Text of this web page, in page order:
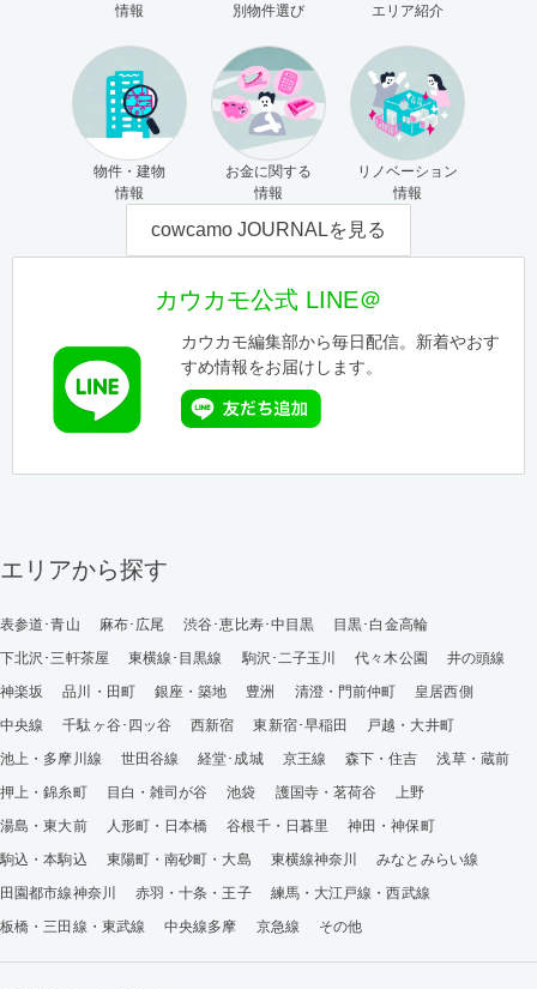
情報
別物件選び
エリア紹介
物件・建物
情報
お金に関する
情報
リノベーション
情報
cowcamo JOURNALを見る
カウカモ公式 LINE＠
カウカモ編集部から毎日配信。新着やおす
すめ情報をお届けします。
エリアから探す
表参道･青山 麻布･広尾 渋谷･恵比寿･中目黒
目黒･白金高輪
下北沢･三軒茶屋
東横線･目黒線 駒沢･二子玉川 代々木公園
井の頭線
神楽坂
品川・田町 銀座・築地 豊洲 清澄・門前仲町
皇居西側
中央線
千駄ヶ谷･四ッ谷 西新宿 東新宿･早稲田
戸越・大井町
池上・多摩川線
世田谷線 経堂･成城 京王線 森下・住吉
浅草・蔵前
押上・錦糸町
目白・雑司が谷 池袋 護国寺・茗荷谷
上野
湯島・東大前
人形町・日本橋 谷根千・日暮里
神田・神保町
駒込・本駒込
東陽町・南砂町・大島 東横線神奈川
みなとみらい線
田園都市線神奈川
赤羽・十条・王子
練馬・大江戸線・西武線
板橋・三田線・東武線
中央線多摩 京急線 その他